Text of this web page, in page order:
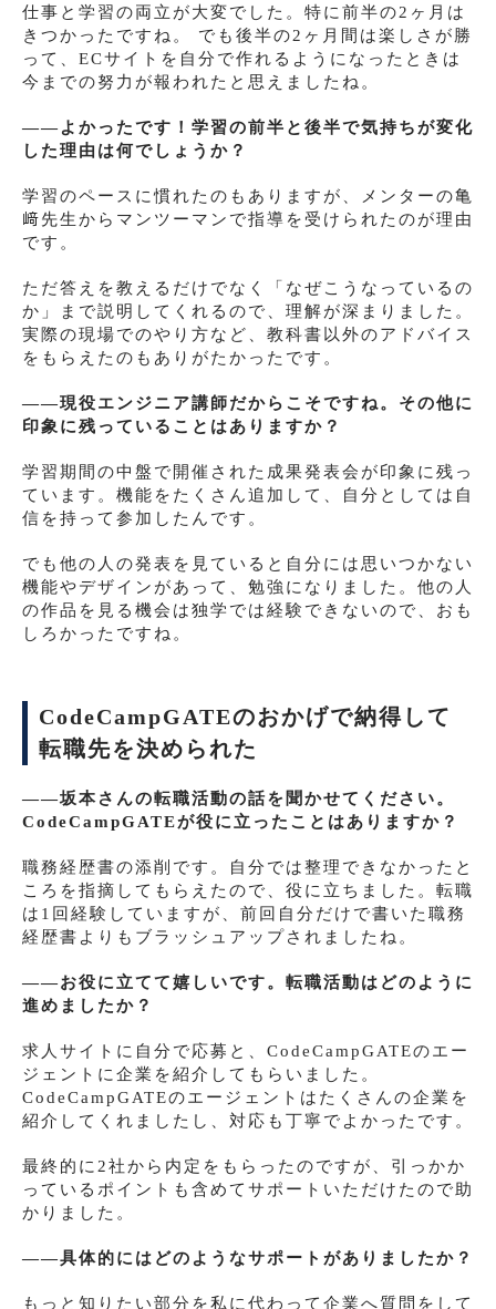
仕事と学習の両立が大変でした。特に前半の2ヶ月は
きつかったですね。 でも後半の2ヶ月間は楽しさが勝
って、ECサイトを自分で作れるようになったときは
今までの努力が報われたと思えましたね。
――よかったです！学習の前半と後半で気持ちが変化
した理由は何でしょうか？
学習のペースに慣れたのもありますが、メンターの亀
﨑先生からマンツーマンで指導を受けられたのが理由
です。
ただ答えを教えるだけでなく「なぜこうなっているの
か」まで説明してくれるので、理解が深まりました。
実際の現場でのやり方など、教科書以外のアドバイス
をもらえたのもありがたかったです。
――現役エンジニア講師だからこそですね。その他に
印象に残っていることはありますか？
学習期間の中盤で開催された成果発表会が印象に残っ
ています。機能をたくさん追加して、自分としては自
信を持って参加したんです。
でも他の人の発表を見ていると自分には思いつかない
機能やデザインがあって、勉強になりました。他の人
の作品を見る機会は独学では経験できないので、おも
しろかったですね。
CodeCampGATEのおかげで納得して
転職先を決められた
――坂本さんの転職活動の話を聞かせてください。
CodeCampGATEが役に立ったことはありますか？
職務経歴書の添削です。自分では整理できなかったと
ころを指摘してもらえたので、役に立ちました。転職
は1回経験していますが、前回自分だけで書いた職務
経歴書よりもブラッシュアップされましたね。
――お役に立てて嬉しいです。転職活動はどのように
進めましたか？
求人サイトに自分で応募と、CodeCampGATEのエー
ジェントに企業を紹介してもらいました。
CodeCampGATEのエージェントはたくさんの企業を
紹介してくれましたし、対応も丁寧でよかったです。
最終的に2社から内定をもらったのですが、引っかか
っているポイントも含めてサポートいただけたので助
かりました。
――具体的にはどのようなサポートがありましたか？
もっと知りたい部分を私に代わって企業へ質問をして